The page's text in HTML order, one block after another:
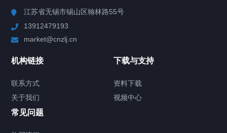
Chiller高精度制冷循环器
TCU温度控制单元
Chiller气体控温系统
江苏省无锡市锡山区翰林路55号
13912479193
market@cnzlj.cn
机构链接
联系方式
关于我们
下载与支持
资料下载
视频中心
常见问题